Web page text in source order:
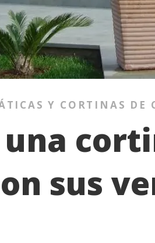
Y CORTINAS DE
una
sus